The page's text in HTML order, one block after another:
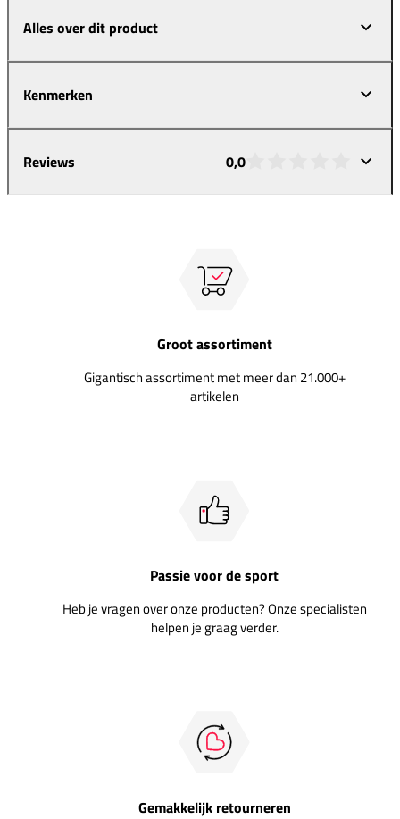
Alles over dit product
Kenmerken
Reviews 0,0
Groot assortiment
Gigantisch assortiment met meer dan 21.000+
artikelen
Passie voor de sport
Heb je vragen over onze producten? Onze specialisten
helpen je graag verder.
Gemakkelijk retourneren